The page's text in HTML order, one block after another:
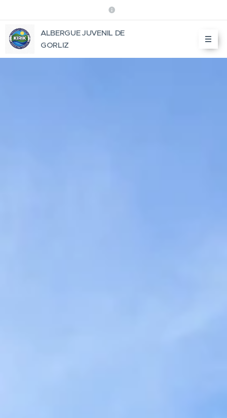
ALBERGUE JUVENIL DE
GORLIZ